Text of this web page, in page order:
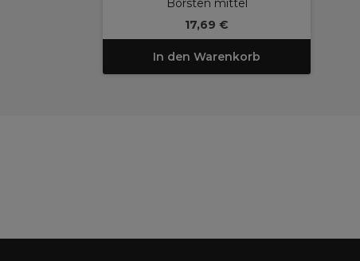
Borsten mittel
17,69 €
In den Warenkorb